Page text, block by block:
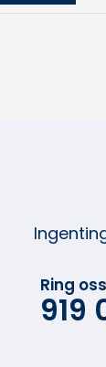
Ring
919